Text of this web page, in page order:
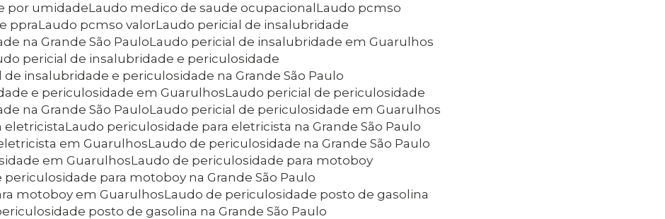
por umidade Laudo medico de saude ocupacional
Laudo pcmso
ppra Laudo pcmso valor Laudo pericial de insalubridade
na Grande São Paulo Laudo pericial de insalubridade em Guarulhos
pericial de insalubridade e periculosidade
de insalubridade e periculosidade na Grande São Paulo
e periculosidade em Guarulhos Laudo pericial de periculosidade
na Grande São Paulo Laudo pericial de periculosidade em Guarulhos
eletricista
Laudo periculosidade para eletricista na Grande São Paulo
em Guarulhos Laudo de periculosidade na Grande São Paulo
em Guarulhos Laudo de periculosidade para motoboy
periculosidade para motoboy na Grande São Paulo
motoboy em Guarulhos Laudo de periculosidade posto de gasolina
posto de gasolina na Grande São Paulo